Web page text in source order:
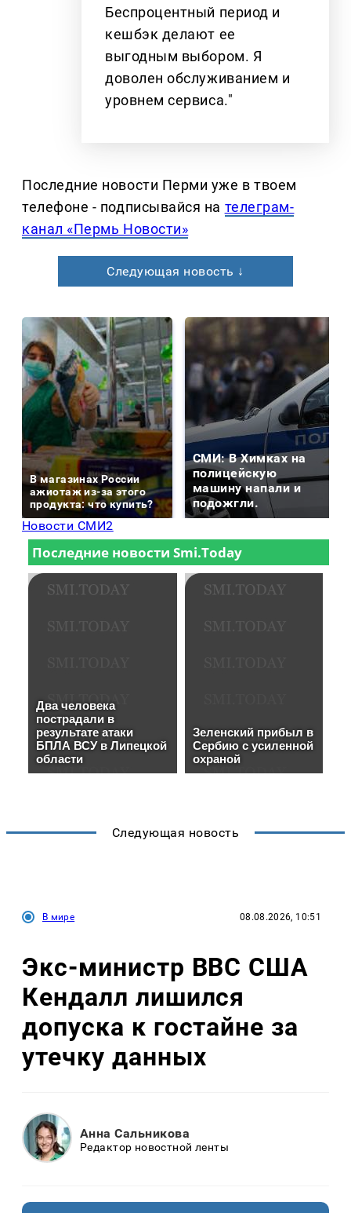
Беспроцентный период и
кешбэк делают ее
выгодным выбором. Я
доволен обслуживанием и
уровнем сервиса."
Последние новости Перми уже в твоем
телефоне - подписывайся на телеграм-
канал «Пермь Новости»
Следующая новость ↓
В магазинах России
ажиотаж из-за этого
продукта: что купить?
СМИ: В Химках на
полицейскую
машину напали и
подожгли.
Новости СМИ2
Следующая новость
В мире 08.08.2026, 10:51
Экс-министр ВВС США
Кендалл лишился
допуска к гостайне за
утечку данных
Анна Сальникова
Редактор новостной ленты